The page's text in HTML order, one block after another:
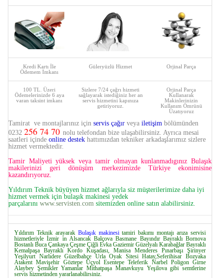
Kredi Kartı İle
Ödemem İmkanı
Güleryüzlü Hizmet Orjinal Parça
100 TL. Üzeri
Ödemelerinizde 6 aya
varan taksint imkanı
Sizlere 7/24 çağrı hizmeti
sağlayarak istediğiniz her an
servis hizmetini kapınıza
getiriyoruz.
Orjinal Parça
Kullanarak
Makinlerinizin
Kullanım Ömrünü
Üzatıyoruz
Tamirat ve montajlarınız için servis çağır veya iletişim bölümünden
0232 256 74 70 nolu telefondan bize ulaşabilirsiniz. Ayrıca mesai
saatleri içinde online destek hattımızdan tekniker arkadaşlarımız sizlere
hizmet vermektedir.
Tamir Maliyeti yüksek veya tamir olmayan kunlanmadıgınız Bulaşık
makilerinizi geri dönüşüm merkezimizde Türkiye ekonimisine
kazandırıyoruz.
Yıldırım Teknik büyüyen hizmet ağlarıyla siz müşterilerimize daha iyi
hizmet vermek için bulaşık makinesi yedek
parçalarını www.servisten.com sitemizden online satın alabilirsiniz.
Yıldırım Teknik arayarak Bulaşık makinesitamiri bakımı montajı arıza servisi
hizmetleriyle İzmir in Alsancak Balçova Basmane Bayındır Bayraklı Bornova
Bostanlı Buca Çankaya Çeşme Çiğli Evka Gaziemir Güzelyalı Karabağlar Bayraklı
Kemalpaşa Bayraklı Kordo Kuşadası, Manisa Menderes Pınarbaşı Şirinyer
Yeşilyurt Narlıdere Güzelbahçe Urla Oyak Sitesi Hatay,Seferihisar Bozyaka
Atakent Mavişehir Göztepe Üçyol Esentepe Teleferik Narbel Poligon Girne
Alaybey Şemikler Yamanlar Mithatpaşa Manavkuyu Yeşilova gibi semtlerine
servis hizmetinden yararlanabilirsiniz.